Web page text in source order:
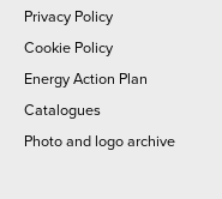
Privacy Policy
Cookie Policy
Energy Action Plan
Catalogues
Photo and logo archive